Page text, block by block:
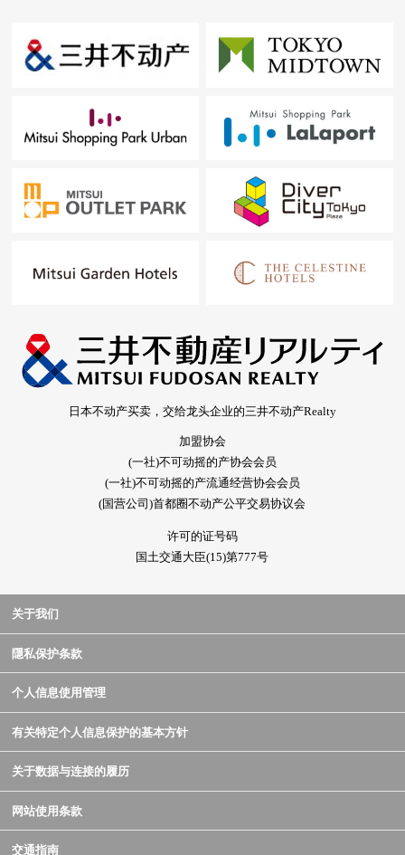
日本不动产买卖，交给龙头企业的三井不动产Realty
加盟协会
(一社)不可动摇的产协会会员
(一社)不可动摇的产流通经营协会会员
(国营公司)首都圈不动产公平交易协议会
许可的证号码
国土交通大臣(15)第777号
关于我们
隱私保护条款
个人信息使用管理
有关特定个人信息保护的基本方针
关于数据与连接的履历
网站使用条款
交通指南